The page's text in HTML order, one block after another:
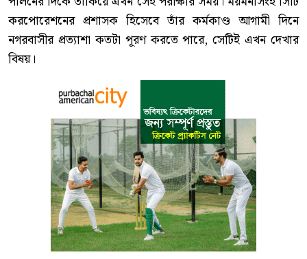
করপোরেশনের প্রশাসক হিসেবে তাঁর কর্মকাণ্ড আগামী দিনে
নগরবাসীর প্রত্যাশা কতটা পূরণ করতে পারে, সেটিই এখন দেখার
বিষয়।